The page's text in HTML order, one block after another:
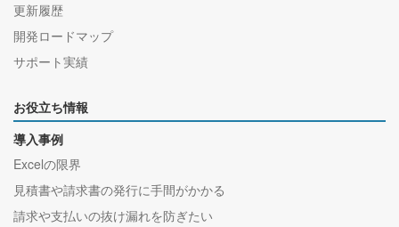
更新履歴
開発ロードマップ
サポート実績
お役立ち情報
導入事例
Excelの限界
見積書や請求書の発行に手間がかかる
請求や支払いの抜け漏れを防ぎたい